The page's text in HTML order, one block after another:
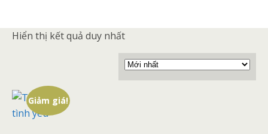
Hiển thị kết quả duy nhất
Giảm giá!